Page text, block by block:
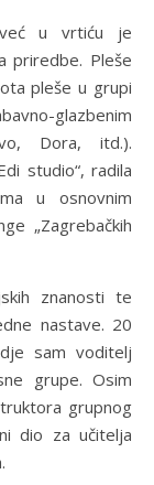
u vrtiću je
priredbe. Pleše
pleše u grupi
glazbenim
Dora, itd.).
studio“, radila
u osnovnim
„Zagrebačkih
znanosti te
nastave. 20
sam voditelj
grupe. Osim
grupnog
dio za učitelja